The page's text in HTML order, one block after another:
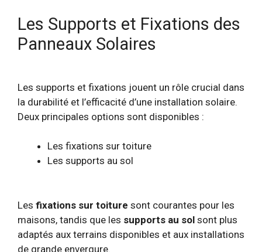
Les Supports et Fixations des
Panneaux Solaires
Les supports et fixations jouent un rôle crucial dans
la durabilité et l’efficacité d’une installation solaire.
Deux principales options sont disponibles :
Les fixations sur toiture
Les supports au sol
Les fixations sur toiture sont courantes pour les
maisons, tandis que les supports au sol sont plus
adaptés aux terrains disponibles et aux installations
de grande envergure.